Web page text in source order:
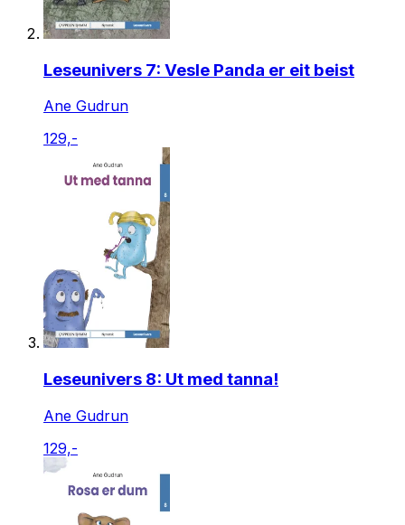
Leseunivers 7: Vesle Panda er eit beist
Ane Gudrun
129,-
Leseunivers 8: Ut med tanna!
Ane Gudrun
129,-